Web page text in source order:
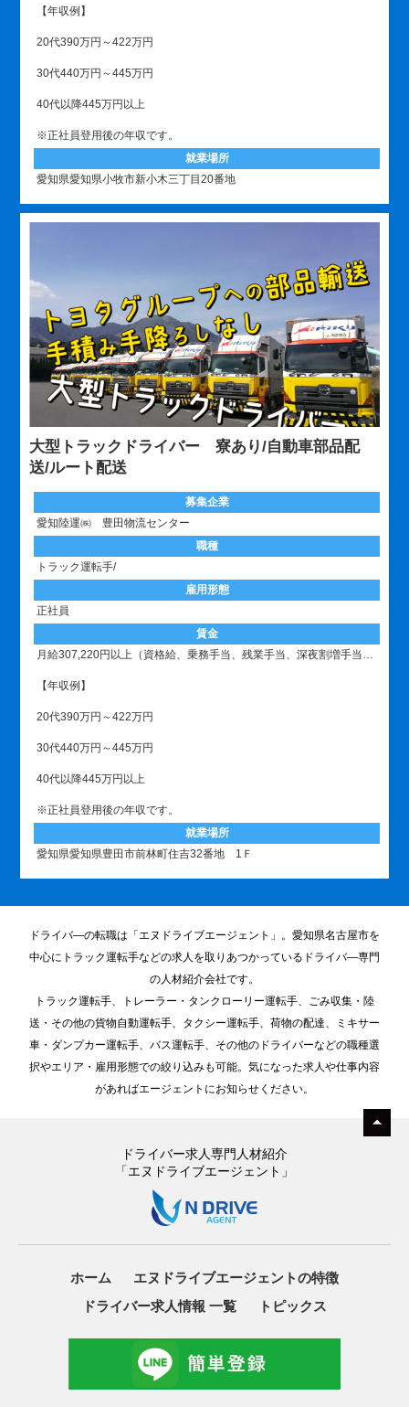
【年収例】
20代390万円～422万円
30代440万円～445万円
40代以降445万円以上
※正社員登用後の年収です。
就業場所
愛知県愛知県小牧市新小木三丁目20番地
大型トラックドライバー 寮あり/自動車部品配
送/ルート配送
募集企業
愛知陸運㈱ 豊田物流センター
職種
トラック運転手/
雇用形態
正社員
賃金
【年収例】
20代390万円～422万円
30代440万円～445万円
40代以降445万円以上
※正社員登用後の年収です。
就業場所
愛知県愛知県豊田市前林町住吉32番地 1Ｆ
ドライバ―の転職は「エヌドライブエージェント」。愛知県名古屋市を
中心にトラック運転手などの求人を取りあつかっているドライバ―専門
の人材紹介会社です。
トラック運転手、トレーラー・タンクローリー運転手、ごみ収集・陸
送・その他の貨物自動運転手、タクシー運転手、荷物の配達、ミキサー
車・ダンプカー運転手、バス運転手、その他のドライバーなどの職種選
択やエリア・雇用形態での絞り込みも可能。気になった求人や仕事内容
があればエージェントにお知らせください。
ドライバー求人専門人材紹介
「エヌドライブエージェント」
ホーム
エヌドライブエージェントの特徴
ドライバー求人情報 一覧
トピックス